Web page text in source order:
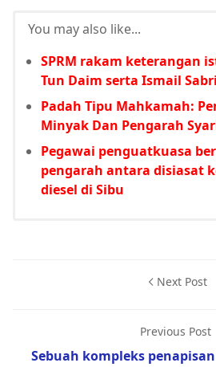
You may also like...
SPRM rakam keterangan
Tun Daim serta Ismail Sabri
Padah Tipu Mahkamah:
Minyak Dan Pengarah
Pegawai penguatkuasa
pengarah antara disiasat
diesel di Sibu
Next Post
Previous Post
Sebuah kompleks